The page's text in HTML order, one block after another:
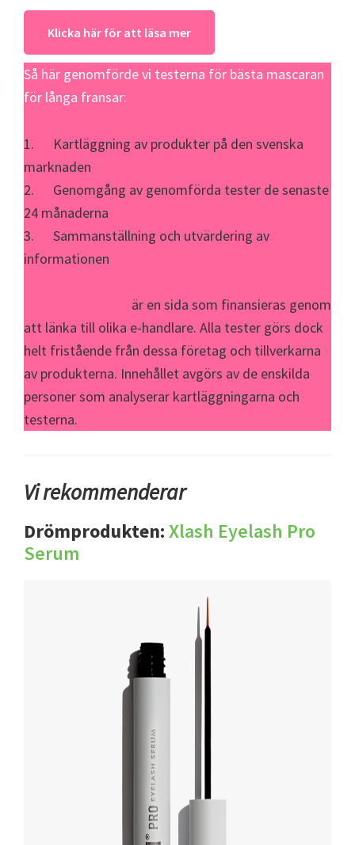
Klicka här för att läsa mer
Så här genomförde vi testerna för bästa mascaran
för långa fransar:
1. Kartläggning av produkter på den svenska
marknaden
2. Genomgång av genomförda tester de senaste
24 månaderna
3. Sammanställning och utvärdering av
informationen
är en sida som finansieras genom
att länka till olika e-handlare. Alla tester görs dock
helt fristående från dessa företag och tillverkarna
av produkterna. Innehållet avgörs av de enskilda
personer som analyserar kartläggningarna och
testerna.
Vi rekommenderar
Drömprodukten:Xlash Eyelash Pro
Serum